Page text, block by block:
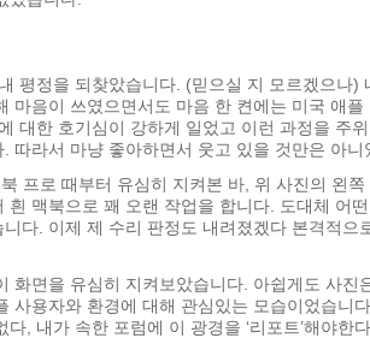
평정을 되찾았습니다. (믿으실 지 모르겠으나)
마음이 쓰였으면서도 마음 한 켠에는 미국 애플
대한 호기심이 강하게 일었고 이런 과정을 주
따라서 마냥 좋아하면서 웃고 있을 것만은 아니
프로 때부터 유심히 지켜본 바, 위 사진의 왼쪽
흰 맥북으로 꽤 오랜 작업을 합니다. 도대체 어
다. 이제 제 수리 판정도 내려졌겠다 본격적으
화면을 유심히 지켜보았습니다. 아쉽게도 사진
사용자와 환경에 대해 관심있는 모습이었습니
다, 내가 속한 포럼에 이 광경을 ‘리포트’해야한